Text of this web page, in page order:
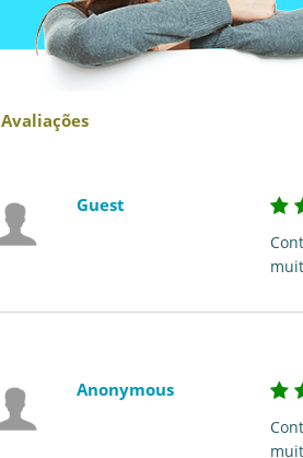
Avaliações
Guest
Anonymous